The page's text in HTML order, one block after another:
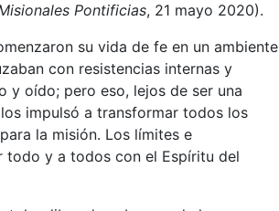
Pontificias, 21 mayo 2020).
su vida de fe en un ambiente
con resistencias internas y
y oído; pero eso, lejos de ser una
impulsó a transformar todos los
la misión. Los límites e
todo y a todos con el Espíritu del